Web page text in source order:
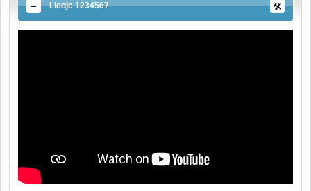
Liedje 1234567